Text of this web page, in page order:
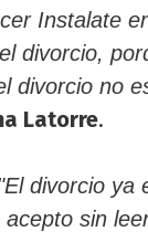
Instalate
divorcio,
divorcio no
Latorre.
"El divorcio ya
sin